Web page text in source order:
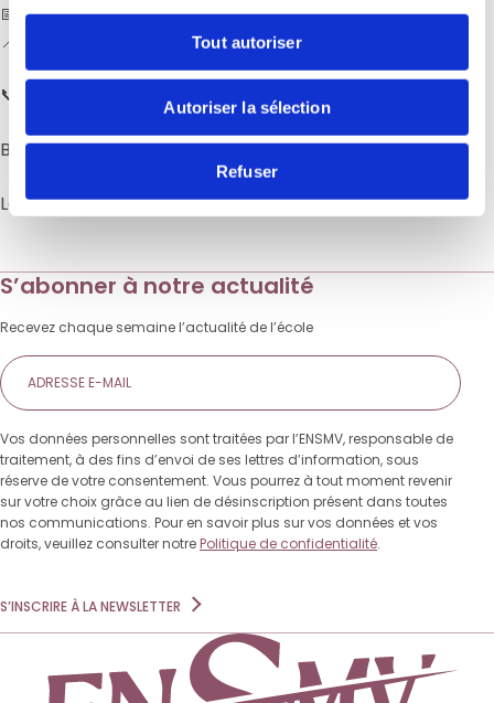
Tout autoriser
Autoriser la sélection
Refuser
📅 Prochaine rentrée : Septembre 2026
📍 Lieu : ENSMV – 37 Boulevard Soult, 75012 Paris
📞 Contactez l’équipe pour booster votre carrière :
Bérengère Lecorvaisier : 06 47 32 44 01
Laurent Courte : 06 75 89 32 38
S’abonner à notre actualité
Recevez chaque semaine l’actualité de l’école
E-
mail
Vos données personnelles sont traitées par l’ENSMV, responsable de
traitement, à des fins d’envoi de ses lettres d’information, sous
réserve de votre consentement. Vous pourrez à tout moment revenir
sur votre choix grâce au lien de désinscription présent dans toutes
nos communications. Pour en savoir plus sur vos données et vos
droits, veuillez consulter notrePolitique de confidentialité.